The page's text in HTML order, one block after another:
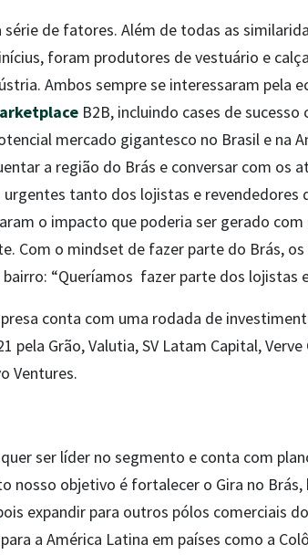
série de fatores. Além de todas as
foram produtores de vestuário e
Ambos sempre se interessaram pela
B2B, incluindo cases de sucesso
mercado gigantesco no Brasil e na
a região do Brás e conversar com os
urgentes tanto dos lojistas e
o impacto que poderia ser gerado
Com o mindset de fazer parte do Brás,
“Queríamos fazer parte dos lojistas
conta com uma rodada de
pela Grão, Valutia, SV Latam Capital, Verve
Ventures.
ser líder no segmento e conta com
nosso objetivo é fortalecer o Gira no
expandir para outros pólos comerciais
a América Latina em países como a